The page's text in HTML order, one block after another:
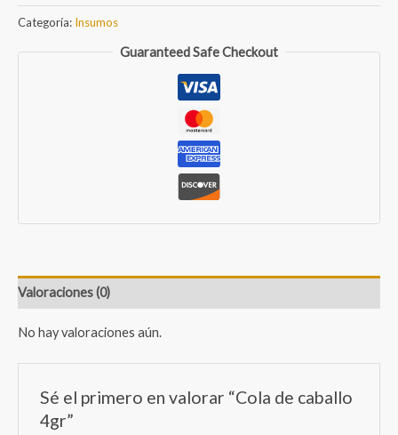
cantidad
Categoría: Insumos
Guaranteed Safe Checkout
Valoraciones (0)
No hay valoraciones aún.
Sé el primero en valorar “Cola de caballo
4gr”